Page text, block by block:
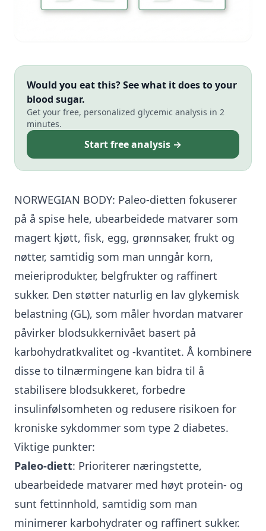
Would you eat this? See what it does to your
blood sugar.
Get your free, personalized glycemic analysis in 2
minutes.
Start free analysis →
NORWEGIAN BODY: Paleo-dietten fokuserer
på å spise hele, ubearbeidede matvarer som
magert kjøtt, fisk, egg, grønnsaker, frukt og
nøtter, samtidig som man unngår korn,
meieriprodukter, belgfrukter og raffinert
sukker. Den støtter naturlig en lav glykemisk
belastning (GL), som måler hvordan matvarer
påvirker blodsukkernivået basert på
karbohydratkvalitet og -kvantitet. Å kombinere
disse to tilnærmingene kan bidra til å
stabilisere blodsukkeret, forbedre
insulinfølsomheten og redusere risikoen for
kroniske sykdommer som type 2 diabetes.
Viktige punkter:
Paleo-diett: Prioriterer næringstette,
ubearbeidede matvarer med høyt protein- og
sunt fettinnhold, samtidig som man
minimerer karbohydrater og raffinert sukker.